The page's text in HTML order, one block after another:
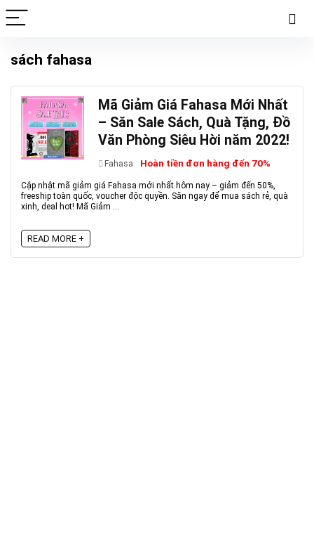
sách fahasa
Mã Giảm Giá Fahasa Mới Nhất
– Săn Sale Sách, Quà Tặng, Đồ
Văn Phòng Siêu Hời năm 2022!
Fahasa Hoàn tiền đơn hàng đến 70%
Cập nhật mã giảm giá Fahasa mới nhất hôm nay – giảm đến 50%,
freeship toàn quốc, voucher độc quyền. Săn ngay để mua sách rẻ, quà
xinh, deal hot! Mã Giảm ...
READ MORE +